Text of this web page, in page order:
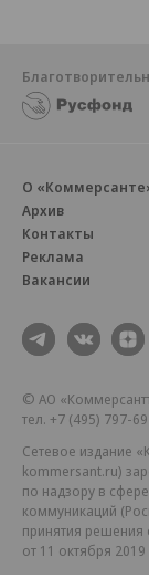
О
Архив
Контакты
Реклама
Вакансии
© АО
тел. +7 (495) 797-
Сетевое издание
kommersant.ru)
по надзору в
коммуникаций
принятия решения
от 11 октября 2019